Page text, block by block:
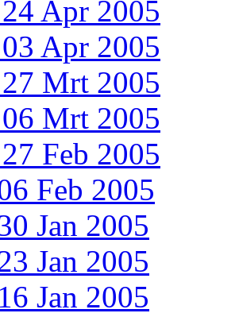
Apr 2005
Apr 2005
Mrt 2005
Mrt 2005
Feb 2005
Feb 2005
Jan 2005
Jan 2005
Jan 2005